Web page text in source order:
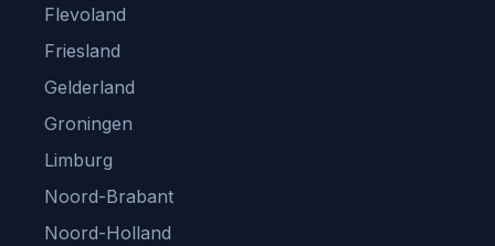
Flevoland
Friesland
Gelderland
Groningen
Limburg
Noord-Brabant
Noord-Holland